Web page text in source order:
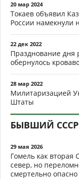
20 мар 2024
Токаев объявил
России намекнули
22 дек 2022
Празднование дня
обернулось
28 мар 2022
Милитаризацией
Штаты
БЫВШИЙ СССР
29 мая 2026
Гомель как вторая
север, но
смертельно